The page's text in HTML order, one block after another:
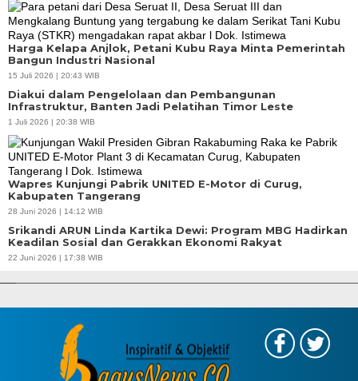
Harga Kelapa Anjlok, Petani Kubu Raya Minta Pemerintah
Bangun Industri Nasional
15 Juli 2026 | 20:43 WIB
Diakui dalam Pengelolaan dan Pembangunan
Infrastruktur, Banten Jadi Pelatihan Timor Leste
1 Juli 2026 | 20:38 WIB
Wapres Kunjungi Pabrik UNITED E-Motor di Curug,
Kabupaten Tangerang
28 Juni 2026 | 14:12 WIB
Srikandi ARUN Linda Kartika Dewi: Program MBG Hadirkan
Keadilan Sosial dan Gerakkan Ekonomi Rakyat
22 Juni 2026 | 17:38 WIB
APBD Tahun 2025 Anggarkan Rp200 Miliar | Program Makan Bergizi